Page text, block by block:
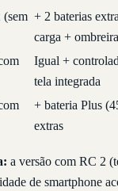
+ 2 baterias
carga + ombreira
Igual +
tela integrada
+ bateria Plus
extras
a versão com RC 2
de smartphone